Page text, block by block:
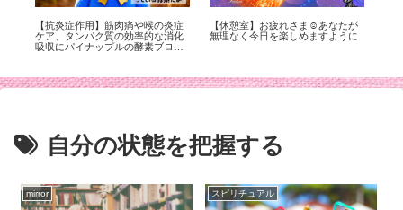
【抗炎症作用】筋肉痛や喉の炎症
ケア、タンパク質の効率的な消化
吸収にパイナップルの酵素ブロメ
【休憩室】お疲れさま☺︎あなたが
無理なく今日を楽しめますように
自分の状態を把握する
mirror スピリチュアル